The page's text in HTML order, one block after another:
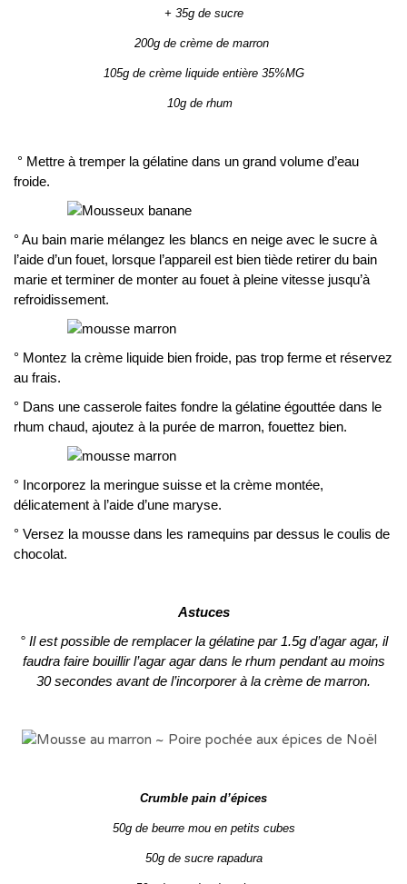
+ 35g de sucre
200g de crème de marron
105g de crème liquide entière 35%MG
10g de rhum
° Mettre à tremper la gélatine dans un grand volume d’eau
froide.
° Au bain marie mélangez les blancs en neige avec le sucre à
l’aide d’un fouet, lorsque l’appareil est bien tiède retirer du bain
marie et terminer de monter au fouet à pleine vitesse jusqu’à
refroidissement.
° Montez la crème liquide bien froide, pas trop ferme et réservez
au frais.
° Dans une casserole faites fondre la gélatine égouttée dans le
rhum chaud, ajoutez à la purée de marron, fouettez bien.
° Incorporez la meringue suisse et la crème montée,
délicatement à l’aide d’une maryse.
° Versez la mousse dans les ramequins par dessus le coulis de
chocolat.
Astuces
° Il est possible de remplacer la gélatine par 1.5g d’agar agar, il
faudra faire bouillir l’agar agar dans le rhum pendant au moins
30 secondes avant de l’incorporer à la crème de marron.
Crumble pain d’épices
50g de beurre mou en petits cubes
50g de sucre rapadura